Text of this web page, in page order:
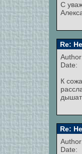
С
Re:
Date:
К
Re:
Date: